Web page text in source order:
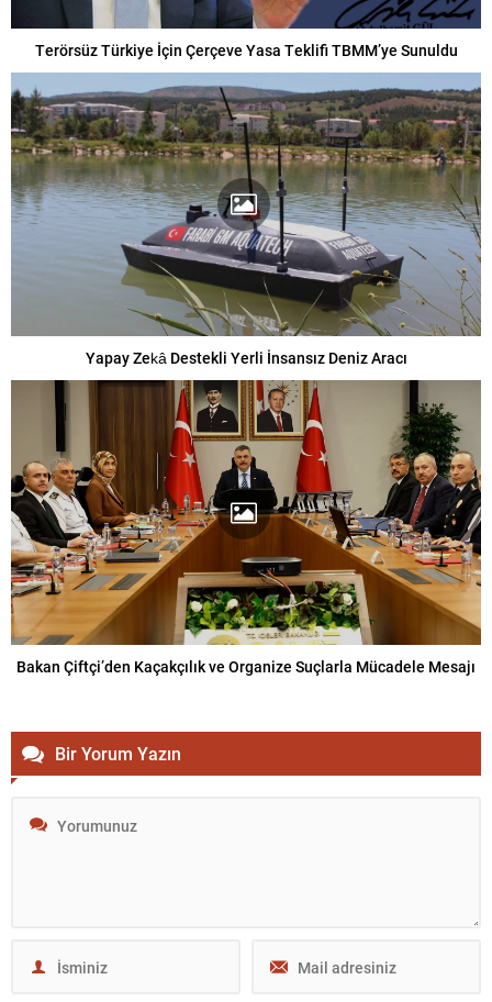
Terörsüz Türkiye İçin Çerçeve Yasa Teklifi TBMM’ye Sunuldu
Yapay Zekâ Destekli Yerli İnsansız Deniz Aracı
Bakan Çiftçi’den Kaçakçılık ve Organize Suçlarla Mücadele Mesajı
Bir Yorum Yazın